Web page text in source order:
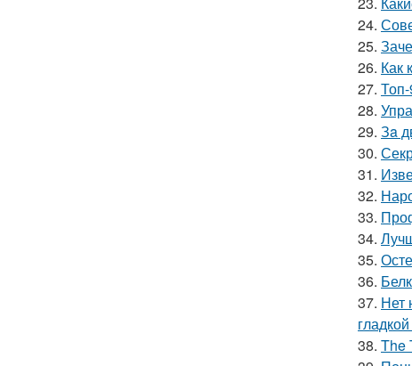
24.
25.
26. Как
27.
28.
29. Зa
30.
31.
32.
33.
34.
35.
36.
37. Нет
38. The